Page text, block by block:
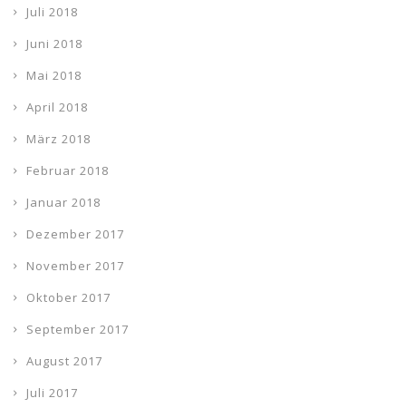
Juli 2018
Juni 2018
Mai 2018
April 2018
März 2018
Februar 2018
Januar 2018
Dezember 2017
November 2017
Oktober 2017
September 2017
August 2017
Juli 2017